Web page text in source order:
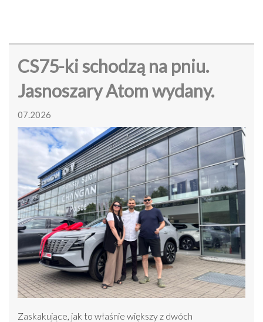
CS75-ki schodzą na pniu.
Jasnoszary Atom wydany.
07.2026
Zaskakujące, jak to właśnie większy z dwóch